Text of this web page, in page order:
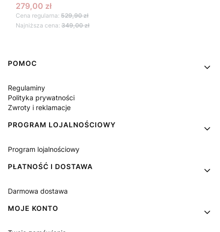
Cena promocyjna
279,00 zł
Cena regularna: 529,90 zł
Najniższa cena: 349,00 zł
Linki w stopce
POMOC
Regulaminy
Polityka prywatności
Zwroty i reklamacje
PROGRAM LOJALNOŚCIOWY
Program lojalnościowy
PŁATNOŚĆ I DOSTAWA
Darmowa dostawa
MOJE KONTO